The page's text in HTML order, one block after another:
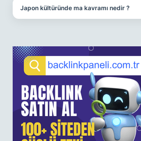
Japon kültüründe ma kavramı nedir ?